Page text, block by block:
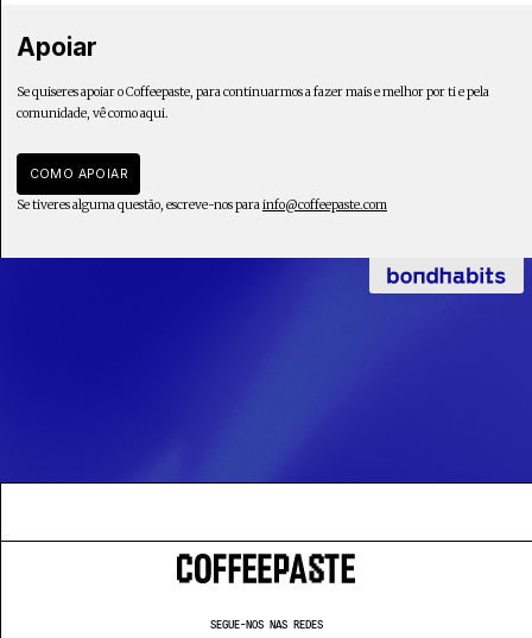
Apoiar
Se quiseres apoiar o Coffeepaste, para continuarmos a fazer mais e melhor por ti e pela
comunidade, vê como aqui.
COMO APOIAR
Se tiveres alguma questão, escreve-nos parainfo@coffeepaste.com
SEGUE-NOS NAS REDES